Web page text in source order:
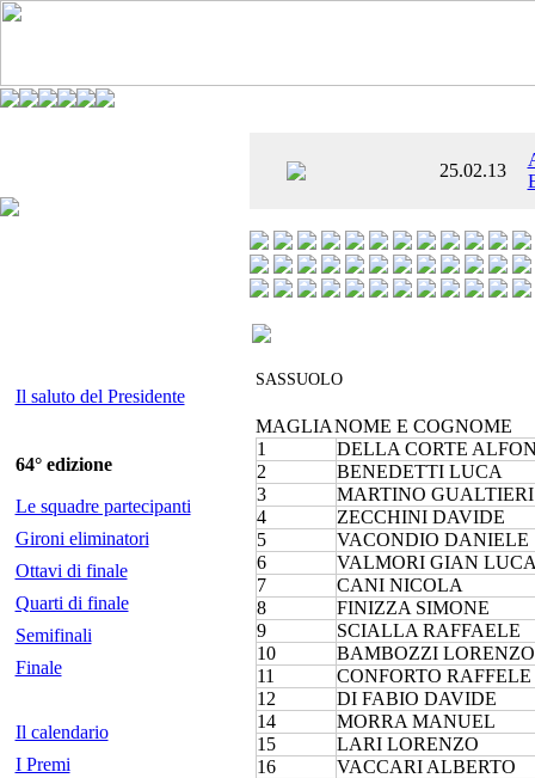
25.02.13
Il saluto del Presidente
64° edizione
Le squadre partecipanti
Gironi eliminatori
Ottavi di finale
Quarti di finale
Semifinali
Finale
Il calendario
I Premi
SASSUOLO
MAGLIANOME E COGNOME
1
DELLA CORTE
2
BENEDETTI LUCA
3
MARTINO
4
ZECCHINI DAVIDE
5
VACONDIO DANIELE
6
VALMORI GIAN
7
CANI NICOLA
8
FINIZZA SIMONE
9
SCIALLA RAFFAELE
10
BAMBOZZI LORENZO
11
CONFORTO RAFFELE
12
DI FABIO DAVIDE
14
MORRA MANUEL
15
LARI LORENZO
16
VACCARI ALBERTO